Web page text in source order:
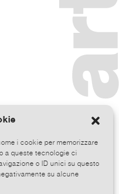
i cookie per memorizzare
a queste tecnologie ci
o ID unici su questo
su alcune